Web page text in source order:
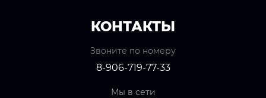
КОНТАКТЫ
Звоните по номеру
8-906-719-77-33
Мы в сети